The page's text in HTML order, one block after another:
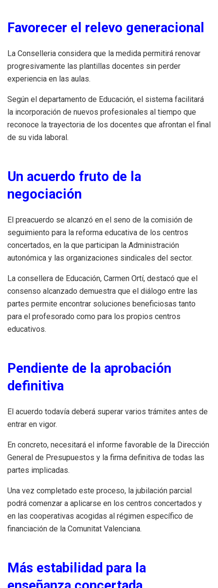
Favorecer el relevo generacional
La Conselleria considera que la medida permitirá renovar
progresivamente las plantillas docentes sin perder
experiencia en las aulas.
Según el departamento de Educación, el sistema facilitará
la incorporación de nuevos profesionales al tiempo que
reconoce la trayectoria de los docentes que afrontan el final
de su vida laboral.
Un acuerdo fruto de la
negociación
El preacuerdo se alcanzó en el seno de la comisión de
seguimiento para la reforma educativa de los centros
concertados, en la que participan la Administración
autonómica y las organizaciones sindicales del sector.
La consellera de Educación, Carmen Ortí, destacó que el
consenso alcanzado demuestra que el diálogo entre las
partes permite encontrar soluciones beneficiosas tanto
para el profesorado como para los propios centros
educativos.
Pendiente de la aprobación
definitiva
El acuerdo todavía deberá superar varios trámites antes de
entrar en vigor.
En concreto, necesitará el informe favorable de la Dirección
General de Presupuestos y la firma definitiva de todas las
partes implicadas.
Una vez completado este proceso, la jubilación parcial
podrá comenzar a aplicarse en los centros concertados y
en las cooperativas acogidas al régimen específico de
financiación de la Comunitat Valenciana.
Más estabilidad para la